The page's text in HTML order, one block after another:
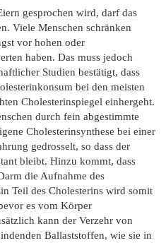
gesprochen wird, darf das
Viele Menschen schränken
vor hohen oder
haben. Das muss jedoch
Studien bestätigt, dass
bei den meisten
Cholesterinspiegel einhergeht.
durch fein abgestimmte
Cholesterinsynthese bei einer
gedrosselt, so dass der
bleibt. Hinzu kommt, dass
die Aufnahme des
Teil des Cholesterins wird somit
es vom Körper
kann der Verzehr von
Ballaststoffen, wie sie in